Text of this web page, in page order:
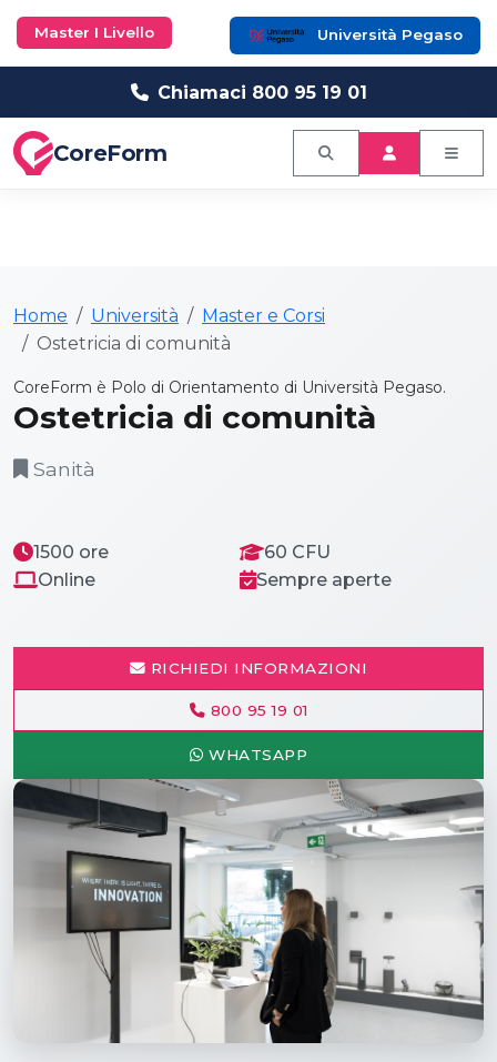
Chiamaci 800 95 19 01
CoreForm
Home Università
Master e Corsi
Ostetricia di comunità
Master I Livello Università Pegaso
CoreForm è Polo di Orientamento di Università Pegaso.
Ostetricia di comunità
Sanità
1500 ore
60 CFU
Online
Sempre aperte
RICHIEDI INFORMAZIONI
800 95 19 01
WHATSAPP